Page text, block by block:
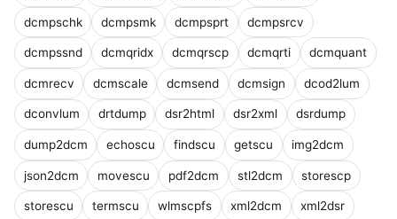
dcmpschk dcmpsmk dcmpsprt dcmpsrcv
dcmpssnd dcmqridx dcmqrscp dcmqrti dcmquant
dcmrecv dcmscale dcmsend dcmsign dcod2lum
dconvlum drtdump dsr2html dsr2xml dsrdump
dump2dcm echoscu findscu getscu img2dcm
json2dcm movescu pdf2dcm stl2dcm storescp
storescu termscu wlmscpfs xml2dcm xml2dsr